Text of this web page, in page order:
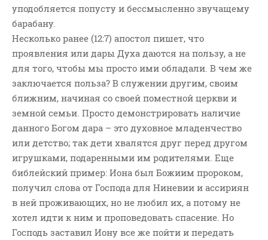
уподобляется попусту и бессмысленно звучащему
барабану.
Несколько ранее (12:7) апостол пишет, что
проявления или дары Духа даются на пользу, а не
для того, чтобы мы просто ими обладали. В чем же
заключается польза? В служении другим, своим
ближним, начиная со своей поместной церкви и
земной семьи. Просто демонстрировать наличие
данного Богом дара – это духовное младенчество
или детство; так дети хвалятся друг перед другом
игрушками, подаренными им родителями. Еще
библейский пример: Иона был Божиим пророком,
получил слова от Господа для Ниневии и ассириян
в ней проживающих, но не любил их, а потому не
хотел идти к ним и проповедовать спасение. Но
Господь заставил Иону все же пойти и передать